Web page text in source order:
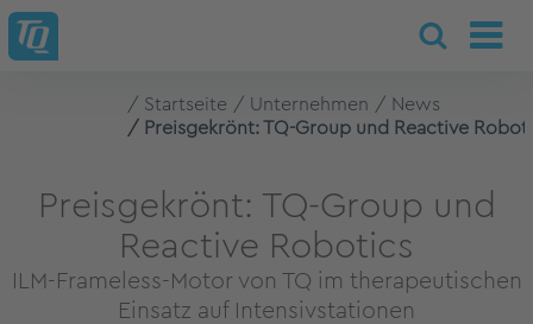
Startseite Unternehmen
News
Preisgekrönt: TQ-Group und Reactive
Preisgekrönt: TQ-Group und
Reactive Robotics
ILM-Frameless-Motor von TQ im therapeutischen
Einsatz auf Intensivstationen